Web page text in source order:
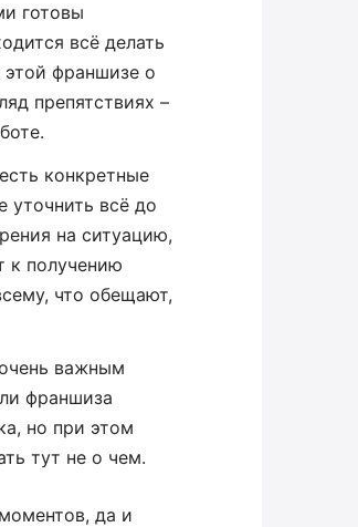
готовы
всё делать
этой франшизе о
препятствиях –
конкретные
уточнить всё до
на ситуацию,
к получению
что обещают,
важным
франшиза
но при этом
тут не о чем.
да и